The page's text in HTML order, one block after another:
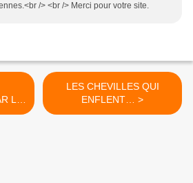
/> <br /> Merci pour votre site.
LA
287)
LES CHEVILLES QUI
ENFLENT… >